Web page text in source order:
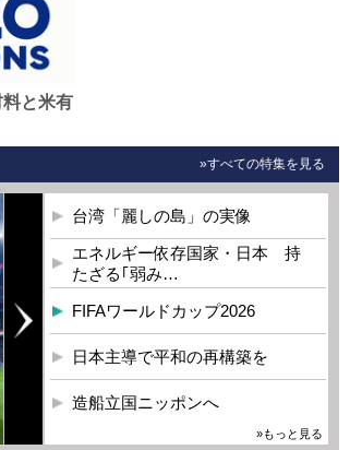
と米有
»すべての特集を見る
台湾「麗しの島」の実像
エネルギー依存国家・日本 持
たざる｢弱み…
FIFAワールドカップ2026
日本主導で平和の再構築を
造船立国ニッポンへ
»もっと見る